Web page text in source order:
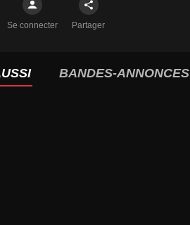
Se connecter Partager
BANDES-ANNONCES